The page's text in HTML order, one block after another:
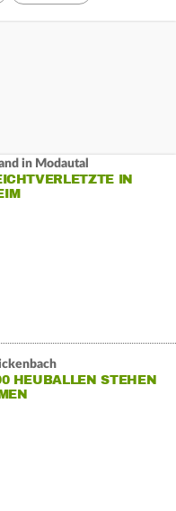
in Modautal
IN
HEUBALLEN STEHEN